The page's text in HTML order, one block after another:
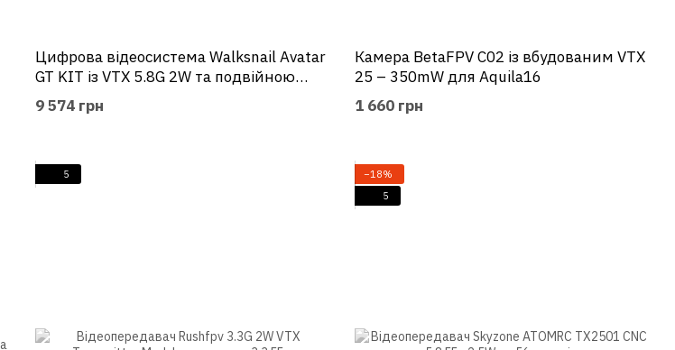
Цифрова відеосистема Walksnail Avatar
GT KIT із VTX 5.8G 2W та подвійною
антеною
9 574 грн
Камера BetaFPV C02 із вбудованим VTX
25 – 350mW для Aquila16
1 660 грн
5
−18%
5